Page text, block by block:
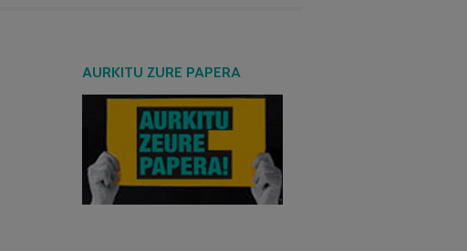
AURKITU ZURE PAPERA